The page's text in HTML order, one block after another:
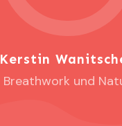
Kerstin
Breathwork und